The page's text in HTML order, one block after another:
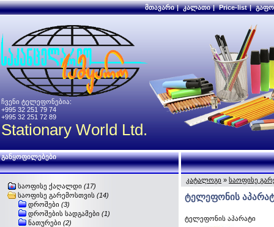
მთავარი | კალათი | Price-list |
ჩვენი ტელეფონებია:
+995 32 251 79 74
+995 32 251 72 89
Stationary World Ltd.
განყოფილებები
საოფისე ქაღალდი (17)
საოფისე გარემოსთვის (14)
დროშები (3)
დროშების სადგამები (1)
ნათურები (2)
კატალოგი » საოფისე
ტელეფონის
ტელეფონის აპარატი